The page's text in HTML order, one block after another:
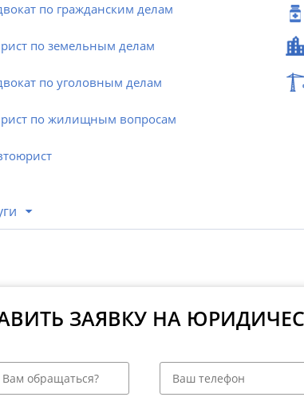
по гражданским делам
по земельным делам
по уголовным делам
по жилищным вопросам
ЗАЯВКУ НА